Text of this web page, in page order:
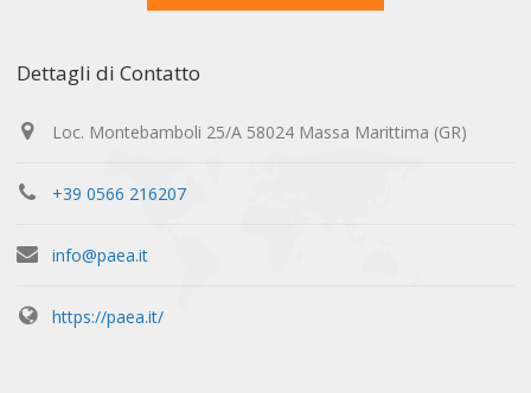
Dettagli di Contatto
Loc. Montebamboli 25/A 58024 Massa Marittima (GR)
+39 0566 216207
info@paea.it
https://paea.it/